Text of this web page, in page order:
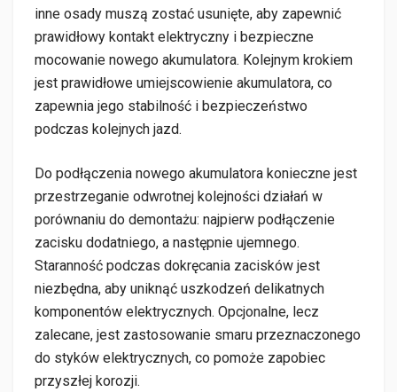
inne osady muszą zostać usunięte, aby zapewnić
prawidłowy kontakt elektryczny i bezpieczne
mocowanie nowego akumulatora. Kolejnym krokiem
jest prawidłowe umiejscowienie akumulatora, co
zapewnia jego stabilność i bezpieczeństwo
podczas kolejnych jazd.
Do podłączenia nowego akumulatora konieczne jest
przestrzeganie odwrotnej kolejności działań w
porównaniu do demontażu: najpierw podłączenie
zacisku dodatniego, a następnie ujemnego.
Staranność podczas dokręcania zacisków jest
niezbędna, aby uniknąć uszkodzeń delikatnych
komponentów elektrycznych. Opcjonalne, lecz
zalecane, jest zastosowanie smaru przeznaczonego
do styków elektrycznych, co pomoże zapobiec
przyszłej korozji.